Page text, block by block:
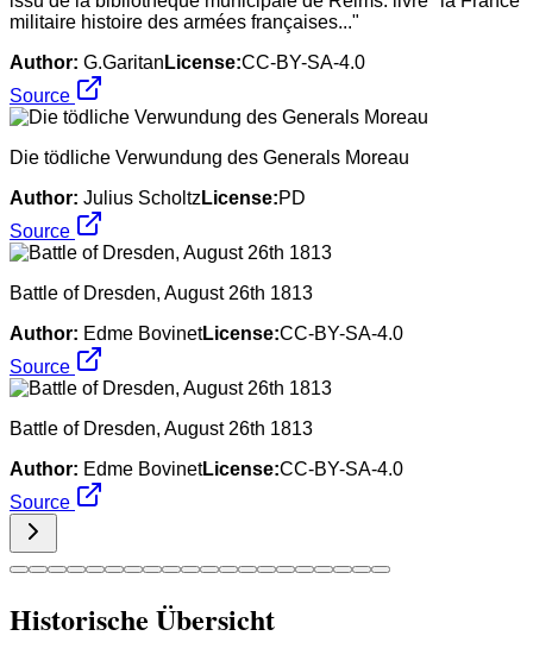
militaire histoire des armées françaises..."
Author: G.Garitan License:CC-BY-SA-4.0
Source
Die tödliche Verwundung des Generals Moreau
Author: Julius Scholtz License:PD
Source
Battle of Dresden, August 26th 1813
Author: Edme BovinetLicense:CC-BY-SA-4.0
Source
Battle of Dresden, August 26th 1813
Author: Edme BovinetLicense:CC-BY-SA-4.0
Source
Historische Übersicht